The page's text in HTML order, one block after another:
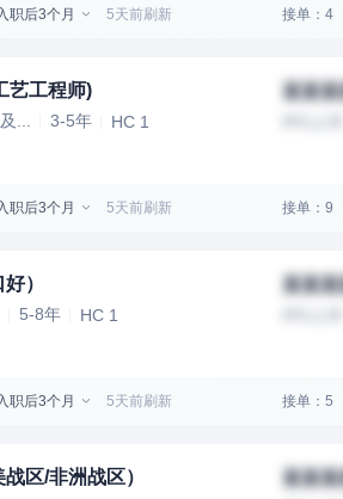
职后3个月 5天前刷新 接单：4
艺工程师)
... 3-5年 HC 1
某某
职后3个月 5天前刷新 接单：9
）
5-8年 HC 1
某某
职后3个月 5天前刷新 接单：5
区/非洲战区） 某某